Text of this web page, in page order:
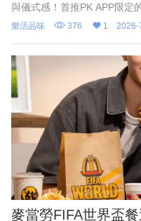
與儀式感！首推PK APP限定
最低357元起，還有528元起
爸發餐」等套
樂活品味 376 1 2026-
麥當勞FIFA世界盃